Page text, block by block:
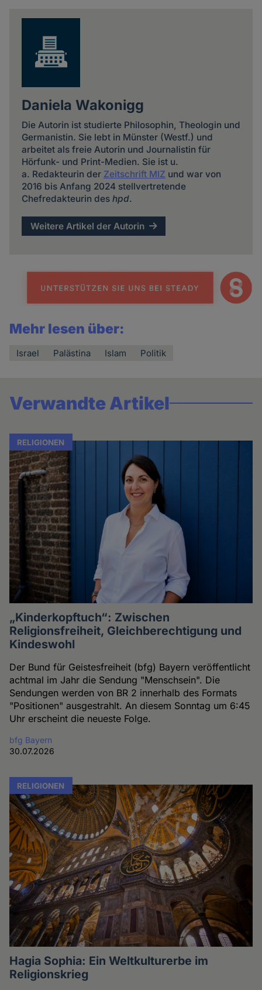
Daniela Wakonigg
Die Autorin ist studierte Philosophin, Theologin und
Germanistin. Sie lebt in Münster (Westf.) und
arbeitet als freie Autorin und Journalistin für
Hörfunk- und Print-Medien. Sie ist u.
a. Redakteurin der Zeitschrift MIZ und war von
2016 bis Anfang 2024 stellvertretende
Chefredakteurin des hpd.
Weitere Artikel der Autorin
Mehr lesen über:
Israel Palästina Islam Politik
Verwandte Artikel
RELIGIONEN
„Kinderkopftuch“: Zwischen
Religionsfreiheit, Gleichberechtigung und
Kindeswohl
Der Bund für Geistesfreiheit (bfg) Bayern veröffentlicht
achtmal im Jahr die Sendung "Menschsein". Die
Sendungen werden von BR 2 innerhalb des Formats
"Positionen" ausgestrahlt. An diesem Sonntag um 6:45
Uhr erscheint die neueste Folge.
bfg Bayern
30.07.2026
RELIGIONEN
Hagia Sophia: Ein Weltkulturerbe im
Religionskrieg